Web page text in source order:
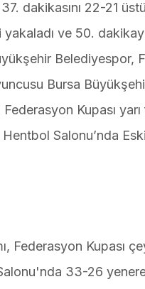
dakikasını 22-21
ve 50.
Belediyespor,
Bursa
Kupası
Salonu’nda
Federasyon Kupası
33-26